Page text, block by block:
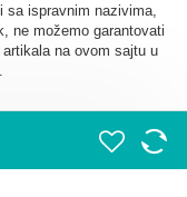
sa ispravnim nazivima,
ne možemo garantovati
na ovom sajtu u
zadržana. Softverska